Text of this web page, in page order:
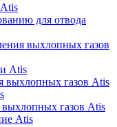
для отвода
выхлопных газов
Atis
выхлопных газов Atis
газов Atis
Atis